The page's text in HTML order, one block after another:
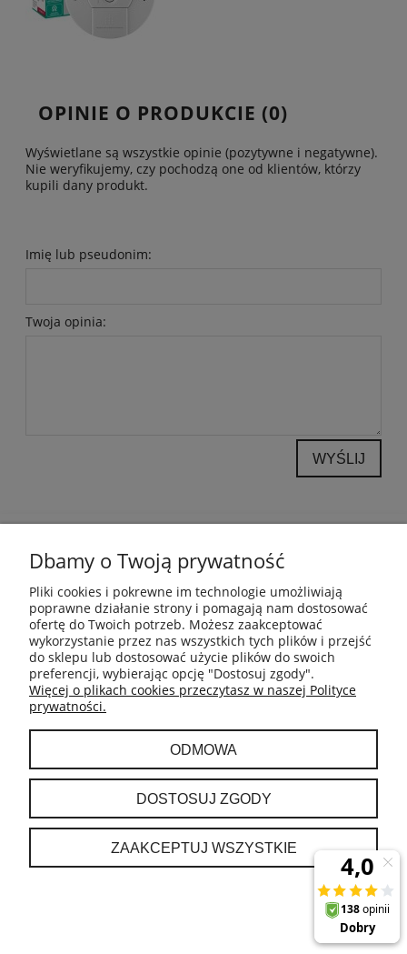
OPINIE O PRODUKCIE (0)
Wyświetlane są wszystkie opinie (pozytywne i negatywne).
Nie weryfikujemy, czy pochodzą one od klientów, którzy
kupili dany produkt.
Imię lub pseudonim:
Twoja opinia:
WYŚLIJ
INFORMACJE
PŁATNOŚCI I DOSTAWA
GWARANCJA I ZWROTY
MOJE KONTO
O NAS
Dbamy o Twoją prywatność
Pliki cookies i pokrewne im technologie umożliwiają
poprawne działanie strony i pomagają nam dostosować
ofertę do Twoich potrzeb. Możesz zaakceptować
wykorzystanie przez nas wszystkich tych plików i przejść
do sklepu lub dostosować użycie plików do swoich
preferencji, wybierając opcję "Dostosuj zgody".
Więcej o plikach cookies przeczytasz w naszej Polityce
prywatności.
ODMOWA
DOSTOSUJ ZGODY
ZAAKCEPTUJ WSZYSTKIE